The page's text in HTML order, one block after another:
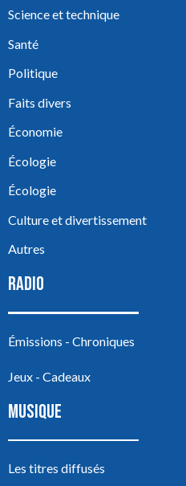
Science et technique
Santé
Politique
Faits divers
Économie
Écologie
Écologie
Culture et divertissement
Autres
RADIO
Émissions - Chroniques
Jeux - Cadeaux
MUSIQUE
Les titres diffusés